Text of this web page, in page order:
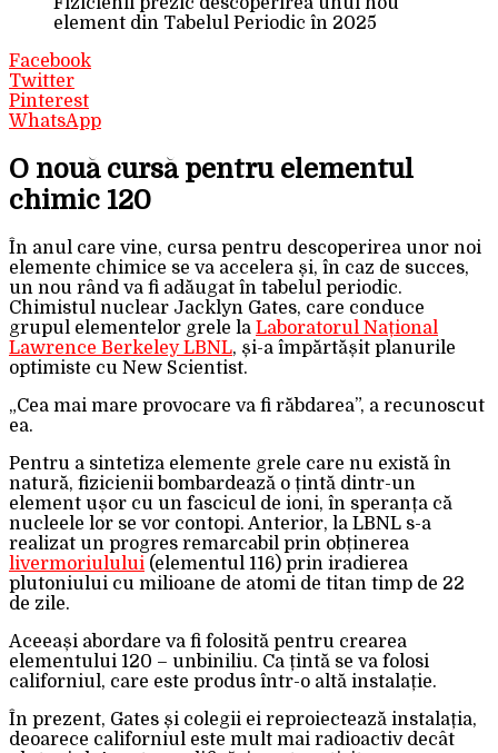
element din Tabelul Periodic în 2025
Facebook
Twitter
Pinterest
WhatsApp
O nouă cursă pentru elementul
chimic 120
În anul care vine, cursa pentru descoperirea unor noi
elemente chimice se va accelera și, în caz de succes,
un nou rând va fi adăugat în tabelul periodic.
Chimistul nuclear Jacklyn Gates, care conduce
grupul elementelor grele la Laboratorul Național
Lawrence Berkeley LBNL, și-a împărtășit planurile
optimiste cu New Scientist.
„Cea mai mare provocare va fi răbdarea”, a recunoscut
ea.
Pentru a sintetiza elemente grele care nu există în
natură, fizicienii bombardează o țintă dintr-un
element ușor cu un fascicul de ioni, în speranța că
nucleele lor se vor contopi. Anterior, la LBNL s-a
realizat un progres remarcabil prin obținerea
livermoriulului (elementul 116) prin iradierea
plutoniului cu milioane de atomi de titan timp de 22
de zile.
Aceeași abordare va fi folosită pentru crearea
elementului 120 – unbiniliu. Ca țintă se va folosi
californiul, care este produs într-o altă instalație.
În prezent, Gates și colegii ei reproiectează instalația,
deoarece californiul este mult mai radioactiv decât